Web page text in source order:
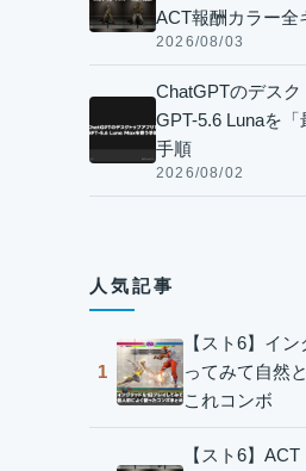
ACT報酬カラー全
2026/08/03
ChatGPTのデス
GPT-5.6 Lunaを
手順
2026/08/02
人気記事
1
【スト6】イン
ってみて自然
これコンボ
【スト6】